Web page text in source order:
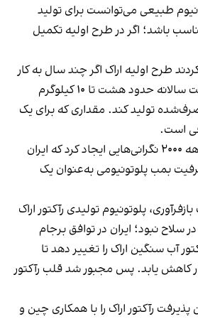
طبیعی می‌توانست برای تولید
باشد؛ اگر در طرح اولیه تکمیل
طرح اولیه اراک اگر چند سال به کار
گرفته می‌شد، می‌توانست سالانه حدود هشت تا ۱۰ کیلوگرم
تولید کند. مقداری که برای یک
است.
این موضوع در اواسط دهه ۲۰۰۰ نگرانی‌هایی ایجاد کرد که ایران
بمب پلوتونیومی به‌عنوان یک
پلوتونیوم تولیدی رآکتور اراک
سلاح نبود؛ ایران در توافق برجام
آب سنگین اراک را تغییر دهد تا
کاهش یابد. پس مجبور شد قلب رآکتور
رآکتور اراک را با همکاری چین و